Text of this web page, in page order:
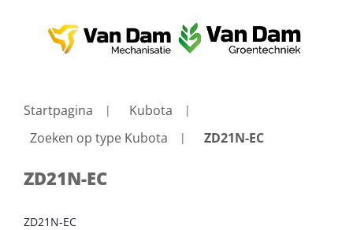
Startpagina
Kubota
Zoeken op type Kubota
ZD21N-EC
ZD21N-EC
ZD21N-EC